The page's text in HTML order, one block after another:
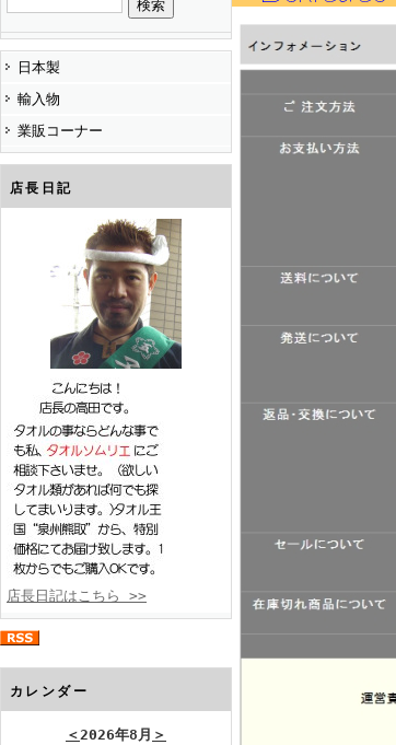
日本製
輸入物
業販コーナー
店長日記
店長日記はこちら >>
カレンダー
＜2026年8月 ＞